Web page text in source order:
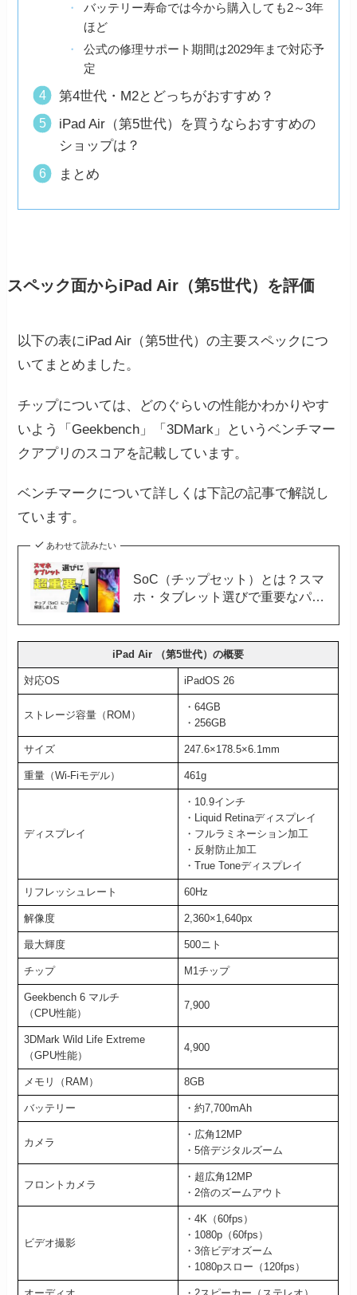
バッテリー寿命では今から購入しても2～3年
ほど
公式の修理サポート期間は2029年まで対応予
定
第4世代・M2とどっちがおすすめ？
iPad Air（第5世代）を買うならおすすめの
ショップは？
まとめ
スペック面からiPad Air（第5世代）を評価
以下の表にiPad Air（第5世代）の主要スペックにつ
いてまとめました。
チップについては、どのぐらいの性能かわかりやす
いよう「Geekbench」「3DMark」というベンチマー
クアプリのスコアを記載しています。
ベンチマークについて詳しくは下記の記事で解説し
ています。
あわせて読みたい
SoC（チップセット）とは？スマ
ホ・タブレット選びで重要なパー
iPad Air （第5世代）の概要
対応OS iPadOS 26
ストレージ容量（ROM）
・64GB
・256GB
サイズ 247.6×178.5×6.1mm
重量（Wi-Fiモデル） 461g
ディスプレイ
・10.9インチ
・Liquid Retinaディスプレイ
・フルラミネーション加工
・反射防止加工
・True Toneディスプレイ
リフレッシュレート 60Hz
解像度 2,360×1,640px
最大輝度 500ニト
チップ M1チップ
Geekbench 6 マルチ
（CPU性能）
7,900
3DMark Wild Life Extreme
（GPU性能）
4,900
メモリ（RAM） 8GB
バッテリー ・約7,700mAh
カメラ
・広角12MP
・5倍デジタルズーム
フロントカメラ
・超広角12MP
・2倍のズームアウト
ビデオ撮影
・4K（60fps）
・1080p（60fps）
・3倍ビデオズーム
・1080pスロー（120fps）